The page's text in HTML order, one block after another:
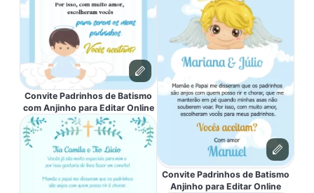
Convite Padrinhos de Batismo
com Anjinho para Editar Online
Convite Padrinhos de Batismo
Anjinho para Editar Online